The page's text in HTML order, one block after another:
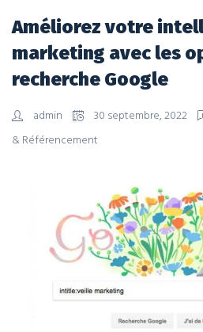
Améliorez votre
marketing avec les
recherche Google
admin 30 septembre, 2022
& Référencement